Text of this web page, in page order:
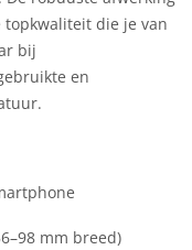
die je van
bij
en
mm breed)